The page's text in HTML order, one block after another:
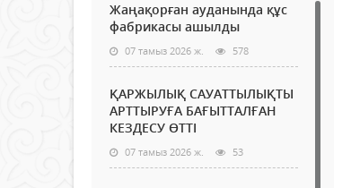
Жаңақорған ауданында құс
фабрикасы ашылды
07 тамыз 2026 ж. 578
ҚАРЖЫЛЫҚ САУАТТЫЛЫҚТЫ
АРТТЫРУҒА БАҒЫТТАЛҒАН
КЕЗДЕСУ ӨТТІ
07 тамыз 2026 ж. 53